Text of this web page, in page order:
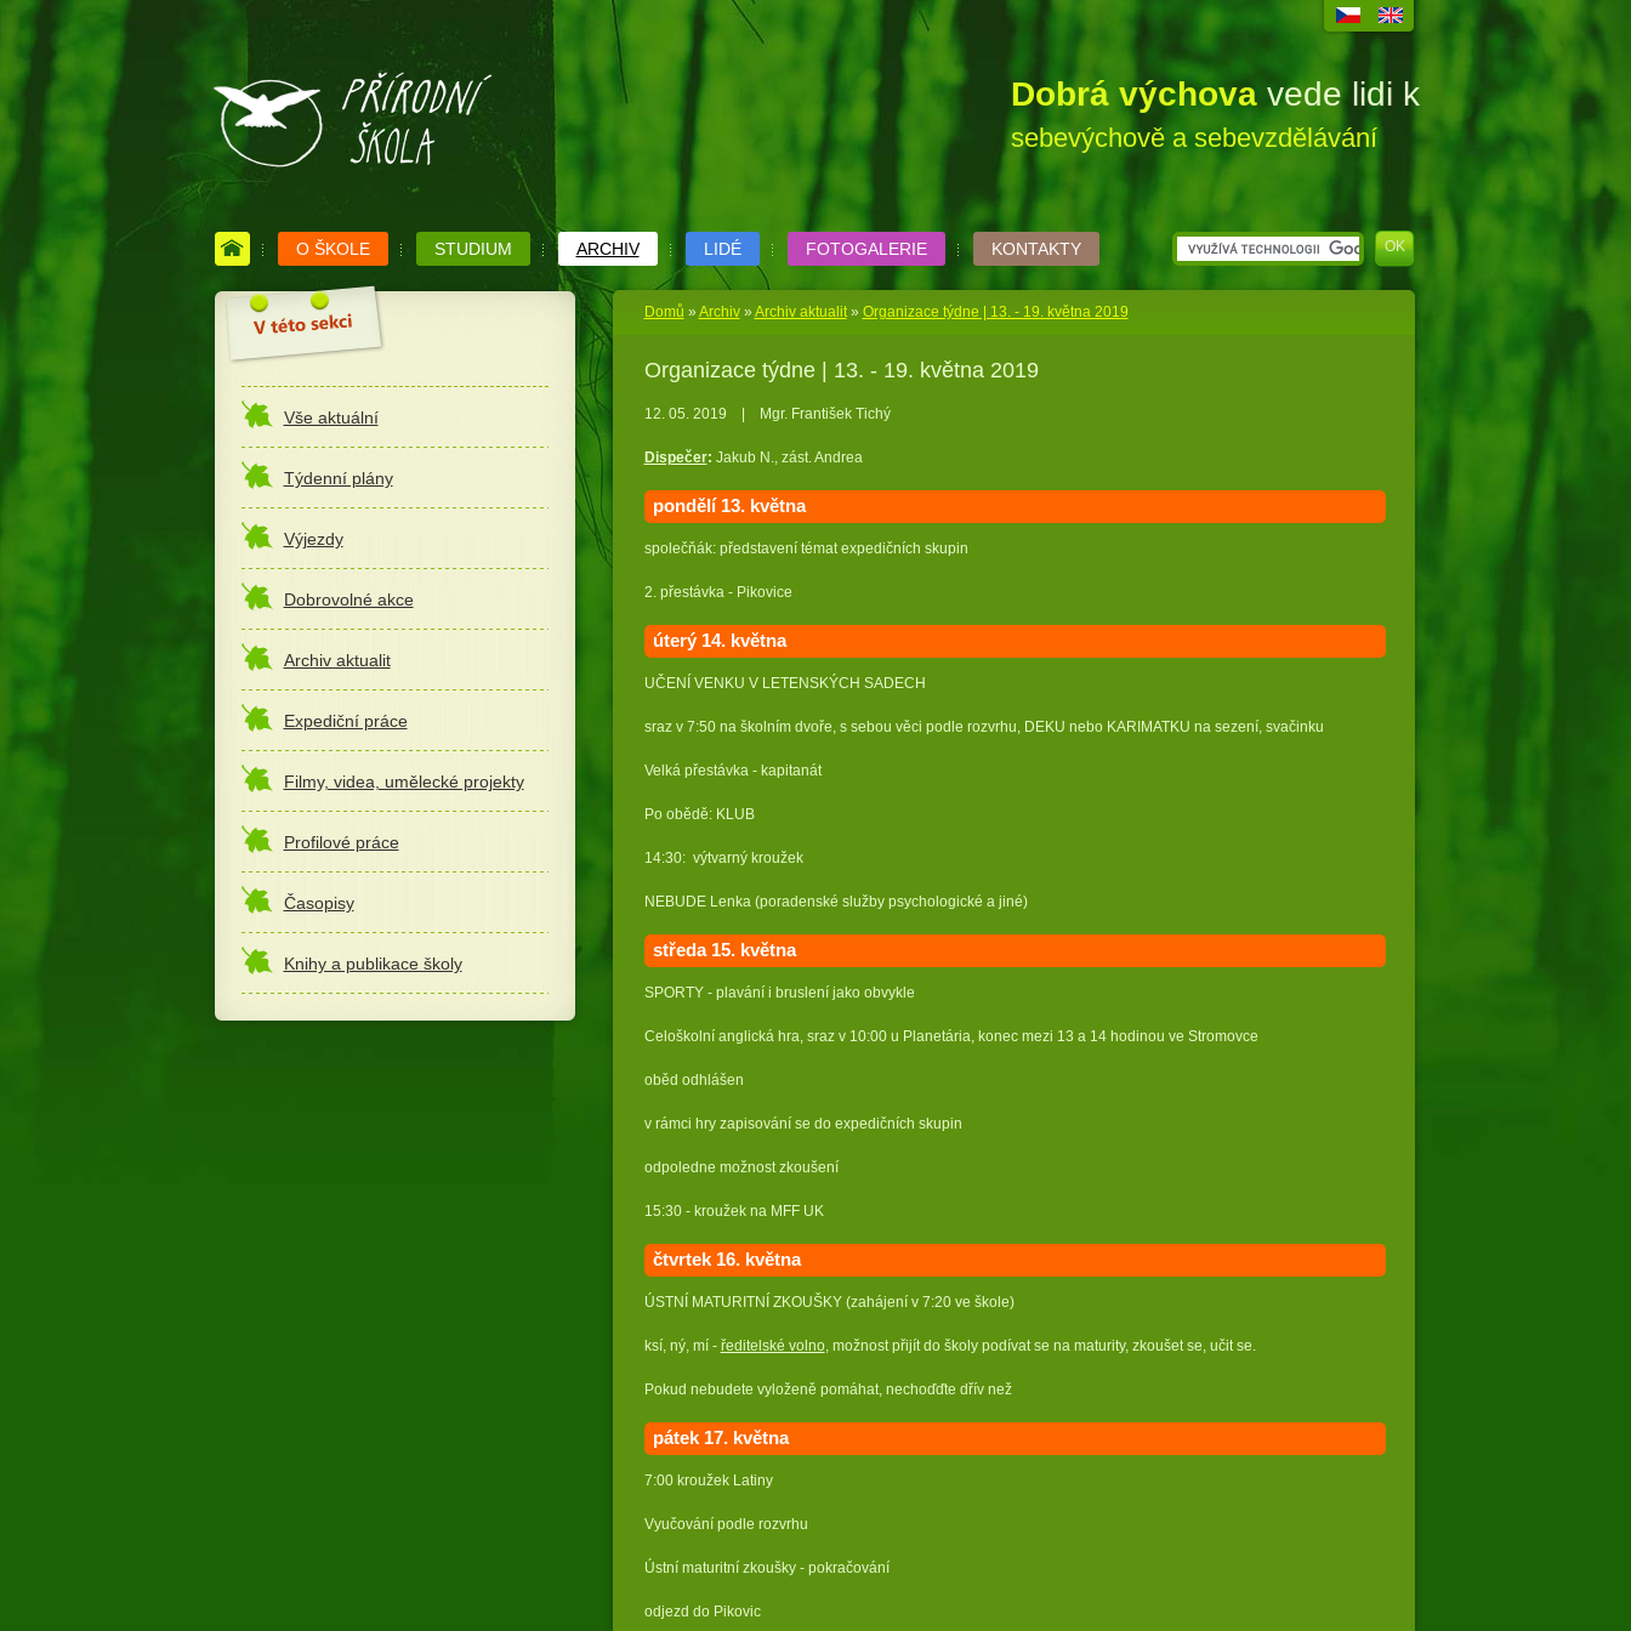
Dobrá výchovavede lidi k
sebevýchově a sebevzdělávání
O ŠKOLE STUDIUM ARCHIV LIDÉ FOTOGALERIE KONTAKTY
Vše aktuální
Týdenní plány
Výjezdy
Dobrovolné akce
Archiv aktualit
Expediční práce
Filmy, videa, umělecké projekty
Profilové práce
Časopisy
Knihy a publikace školy
Domů » Archiv» Archiv aktualit» Organizace týdne | 13. - 19. května 2019
Organizace týdne | 13. - 19. května 2019
12. 05. 2019 Mgr. František Tichý
Dispečer: Jakub N., zást. Andrea
pondělí 13. května
společňák: představení témat expedičních skupin
2. přestávka - Pikovice
úterý 14. května
UČENÍ VENKU V LETENSKÝCH SADECH
sraz v 7:50 na školním dvoře, s sebou věci podle rozvrhu, DEKU nebo KARIMATKU na sezení, svačinku
Velká přestávka - kapitanát
Po obědě: KLUB
14:30: výtvarný kroužek
NEBUDE Lenka (poradenské služby psychologické a jiné)
středa 15. května
SPORTY - plavání i bruslení jako obvykle
Celoškolní anglická hra, sraz v 10:00 u Planetária, konec mezi 13 a 14 hodinou ve Stromovce
oběd odhlášen
v rámci hry zapisování se do expedičních skupin
odpoledne možnost zkoušení
15:30 - kroužek na MFF UK
čtvrtek 16. května
ÚSTNÍ MATURITNÍ ZKOUŠKY (zahájení v 7:20 ve škole)
ksí, ný, mí - ředitelské volno, možnost přijít do školy podívat se na maturity, zkoušet se, učit se.
Pokud nebudete vyloženě pomáhat, nechoďďte dřív než
pátek 17. května
7:00 kroužek Latiny
Vyučování podle rozvrhu
Ústní maturitní zkoušky - pokračování
odjezd do Pikovic